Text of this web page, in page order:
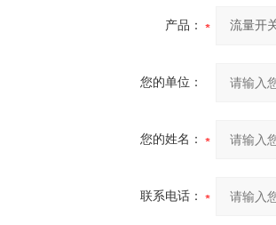
产品：
您的单位：
您的姓名：
联系电话：